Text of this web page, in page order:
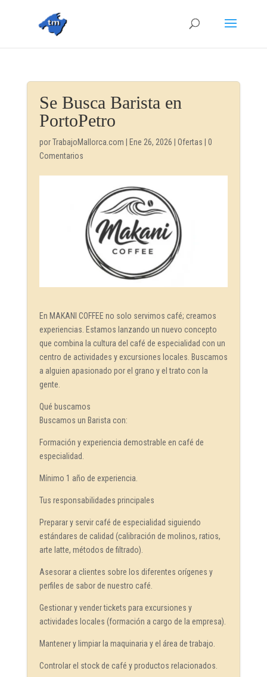
Se Busca Barista en
PortoPetro
porTrabajoMallorca.com Ene 26, 2026 Ofertas
0
Comentarios
En MAKANI COFFEE no solo servimos café; creamos
experiencias. Estamos lanzando un nuevo concepto
que combina la cultura del café de especialidad con un
centro de actividades y excursiones locales. Buscamos
a alguien apasionado por el grano y el trato con la
gente.
Qué buscamos
Buscamos un Barista con:
Formación y experiencia demostrable en café de
especialidad.
Mínimo 1 año de experiencia.
Tus responsabilidades principales
Preparar y servir café de especialidad siguiendo
estándares de calidad (calibración de molinos, ratios,
arte latte, métodos de filtrado).
Asesorar a clientes sobre los diferentes orígenes y
perfiles de sabor de nuestro café.
Gestionar y vender tickets para excursiones y
actividades locales (formación a cargo de la empresa).
Mantener y limpiar la maquinaria y el área de trabajo.
Controlar el stock de café y productos relacionados.